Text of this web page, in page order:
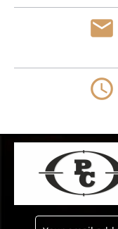
email
access_time